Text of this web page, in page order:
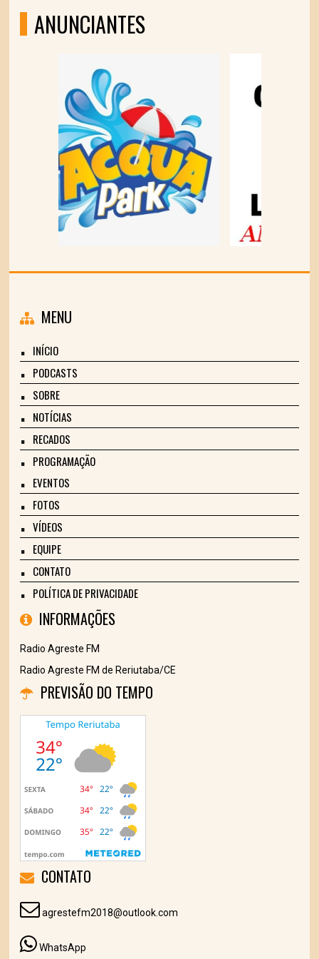
ANUNCIANTES
MENU
INÍCIO
PODCASTS
SOBRE
NOTÍCIAS
RECADOS
PROGRAMAÇÃO
EVENTOS
FOTOS
VÍDEOS
EQUIPE
CONTATO
POLÍTICA DE PRIVACIDADE
INFORMAÇÕES
Radio Agreste FM
Radio Agreste FM de Reriutaba/CE
PREVISÃO DO TEMPO
CONTATO
agrestefm2018@outlook.com
WhatsApp